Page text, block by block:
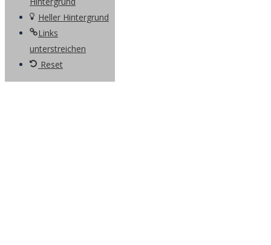
Heller Hintergrund
Links
unterstreichen
Reset